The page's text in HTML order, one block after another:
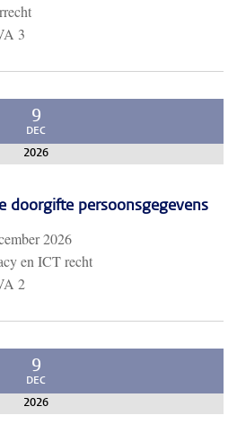
3
9
DEC
2026
doorgifte persoonsgegevens
2026
en ICT recht
2
9
DEC
2026